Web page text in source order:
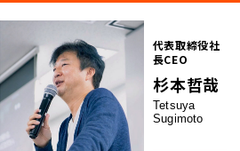
代表取締役社
長CEO
杉本哲哉
Tetsuya
Sugimoto